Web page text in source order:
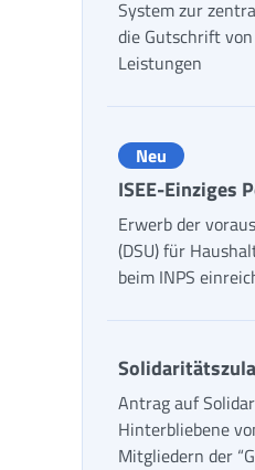
System zur
die Gutschrift
Leistungen
Neu
ISEE-Einziges
Erwerb der
(DSU) für
beim INPS
Antrag auf
Hinterbliebene
Mitgliedern der